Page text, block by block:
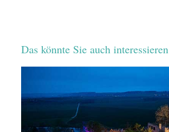
Das könnte Sie auch interessieren